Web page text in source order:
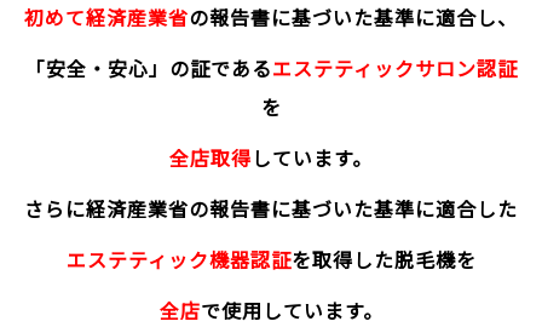
初めて経済産業省の報告書に基づいた基準に適合し、
「安全・安心」の証であるエステティックサロン認証
を
全店取得しています。
さらに経済産業省の報告書に基づいた基準に適合した
エステティック機器認証を取得した脱毛機を
全店で使用しています。